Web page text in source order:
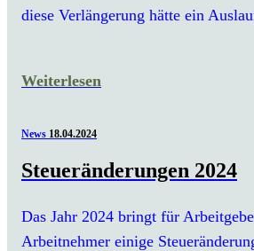
diese Verlängerung hätte ein
Weiterlesen
News 18.04.2024
Steueränderungen 2024
Das Jahr 2024 bringt für
Arbeitnehmer einige